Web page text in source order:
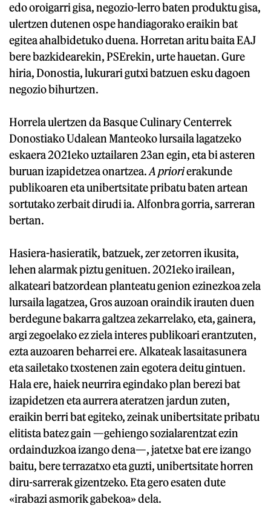
edo oroigarri gisa, negozio-lerro baten produktu gisa,
ulertzen dutenen ospe handiagorako eraikin bat
egitea ahalbidetuko duena. Horretan aritu baita EAJ
bere bazkidearekin, PSErekin, urte hauetan. Gure
hiria, Donostia, lukurari gutxi batzuen esku dagoen
negozio bihurtzen.
Horrela ulertzen da Basque Culinary Centerrek
Donostiako Udalean Manteoko lursaila lagatzeko
eskaera 2021eko uztailaren 23an egin, eta bi asteren
buruan izapidetzea onartzea.A priorierakunde
publikoaren eta unibertsitate pribatu baten artean
sortutako zerbait dirudi ia. Alfonbra gorria, sarreran
bertan.
Hasiera-hasieratik, batzuek, zer zetorren ikusita,
lehen alarmak piztu genituen. 2021eko irailean,
alkateari batzordean planteatu genion ezinezkoa zela
lursaila lagatzea, Gros auzoan oraindik irauten duen
berdegune bakarra galtzea zekarrelako, eta, gainera,
argi zegoelako ez ziela interes publikoari erantzuten,
ezta auzoaren beharrei ere. Alkateak lasaitasunera
eta sailetako txostenen zain egotera deitu gintuen.
Hala ere, haiek neurrira egindako plan berezi bat
izapidetzen eta aurrera ateratzen jardun zuten,
eraikin berri bat egiteko, zeinak unibertsitate pribatu
elitista batez gain —gehiengo sozialarentzat ezin
ordainduzkoa izango dena—, jatetxe bat ere izango
baitu, bere terrazatxo eta guzti, unibertsitate horren
diru-sarrerak gizentzeko. Eta gero esaten dute
«irabazi asmorik gabekoa» dela.